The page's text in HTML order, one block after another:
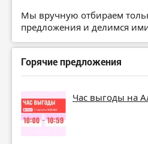
Мы вручную отбираем
предложения и делимся
Горячие предложения
Час выгоды на